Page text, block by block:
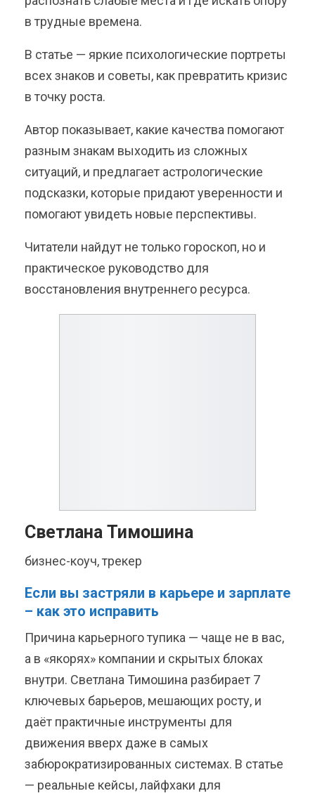
в трудные времена.
В статье — яркие психологические портреты
всех знаков и советы, как превратить кризис
в точку роста.
Автор показывает, какие качества помогают
разным знакам выходить из сложных
ситуаций, и предлагает астрологические
подсказки, которые придают уверенности и
помогают увидеть новые перспективы.
Читатели найдут не только гороскоп, но и
практическое руководство для
восстановления внутреннего ресурса.
Светлана Тимошина
бизнес-коуч, трекер
Если вы застряли в карьере и зарплате
– как это исправить
Причина карьерного тупика — чаще не в вас,
а в «якорях» компании и скрытых блоках
внутри. Светлана Тимошина разбирает 7
ключевых барьеров, мешающих росту, и
даёт практичные инструменты для
движения вверх даже в самых
забюрократизированных системах. В статье
— реальные кейсы, лайфхаки для